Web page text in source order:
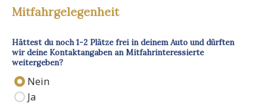
Mitfahrgelegenheit
Hättest du noch 1-2 Plätze frei in deinem Auto und dürften
wir deine Kontaktangaben an Mitfahrinteressierte
weitergeben?
Nein
Ja